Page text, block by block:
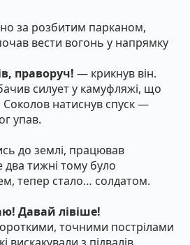
за розбитим парканом,
вести вогонь у напрямку
праворуч! — крикнув він.
силует у камуфляжі, що
Соколов натиснув спуск —
упав.
до землі, працював
тижні тому було
тепер стало… солдатом.
Давай лівіше!
точними пострілами